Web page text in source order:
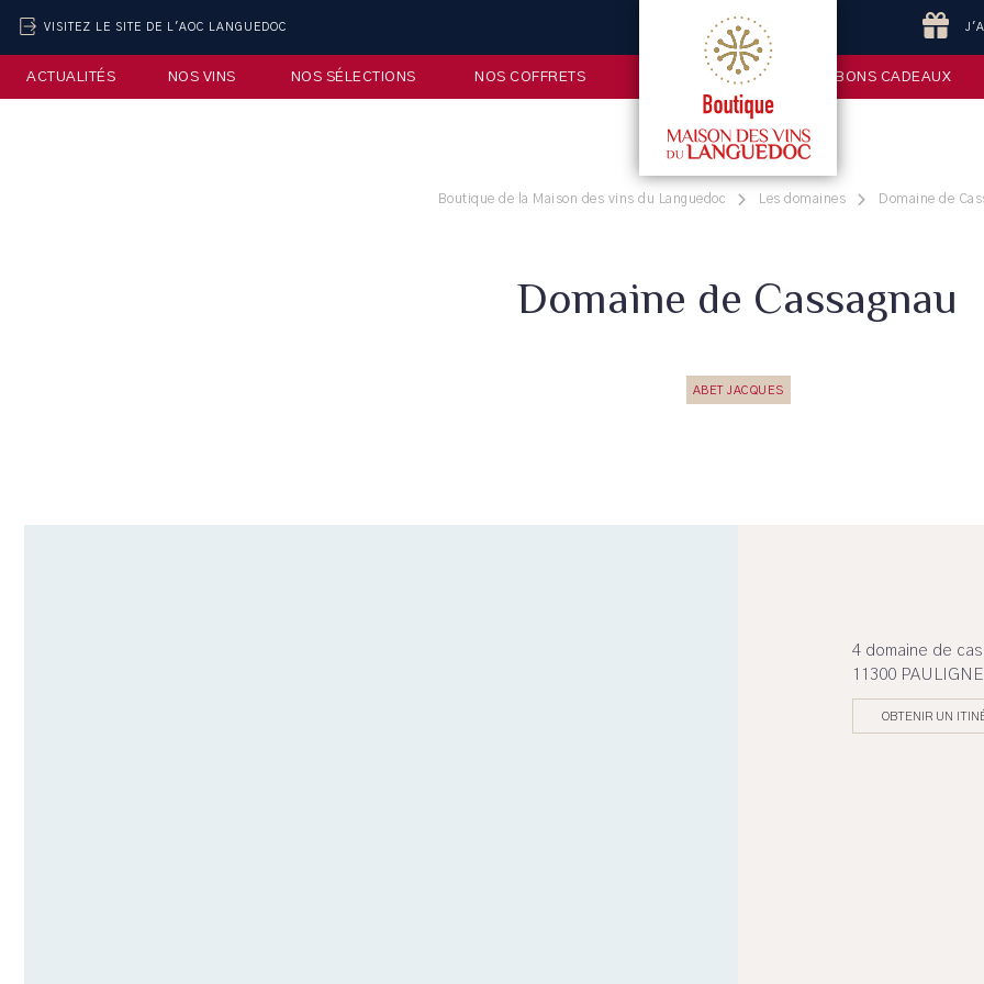
VISITEZ LE SITE DE L'AOC LANGUEDOC
ACTUALITÉS NOS VINS NOS SÉLECTIONS NOS COFFRETS BONS CADEAUX
Boutique de la Maison des vins du Languedoc Les domaines Domaine de
Domaine de Cassagnau
ABET JACQUES
4 domaine de
11300 PAULIGNE
OBTENIR UN